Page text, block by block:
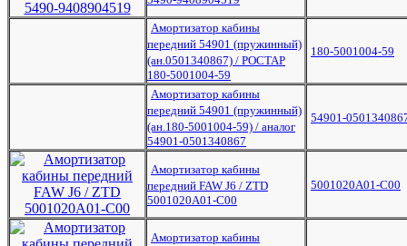
Амортизатор кабины
передний 54901 (пружинный)
(ан.0501340867) / РОСТАР
180-5001004-59
180-5001004-59
Амортизатор кабины
передний 54901 (пружинный)
(ан.180-5001004-59) / аналог
54901-0501340867
54901-
Амортизатор кабины
передний FAW J6 / ZTD
5001020A01-C00
5001020A01-C00
Амортизатор кабины